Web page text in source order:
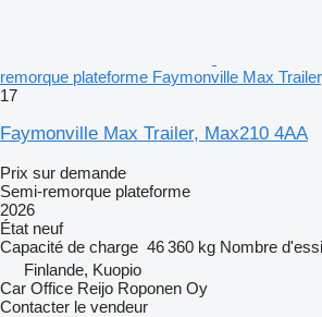
remorque plateforme Faymonville Max
17
Faymonville Max Trailer, Max210 4AA
Prix sur demande
Semi-remorque plateforme
2026
État neuf
Capacité de charge 46 360 kg Nombre
Finlande, Kuopio
Car Office Reijo Roponen Oy
Contacter le vendeur